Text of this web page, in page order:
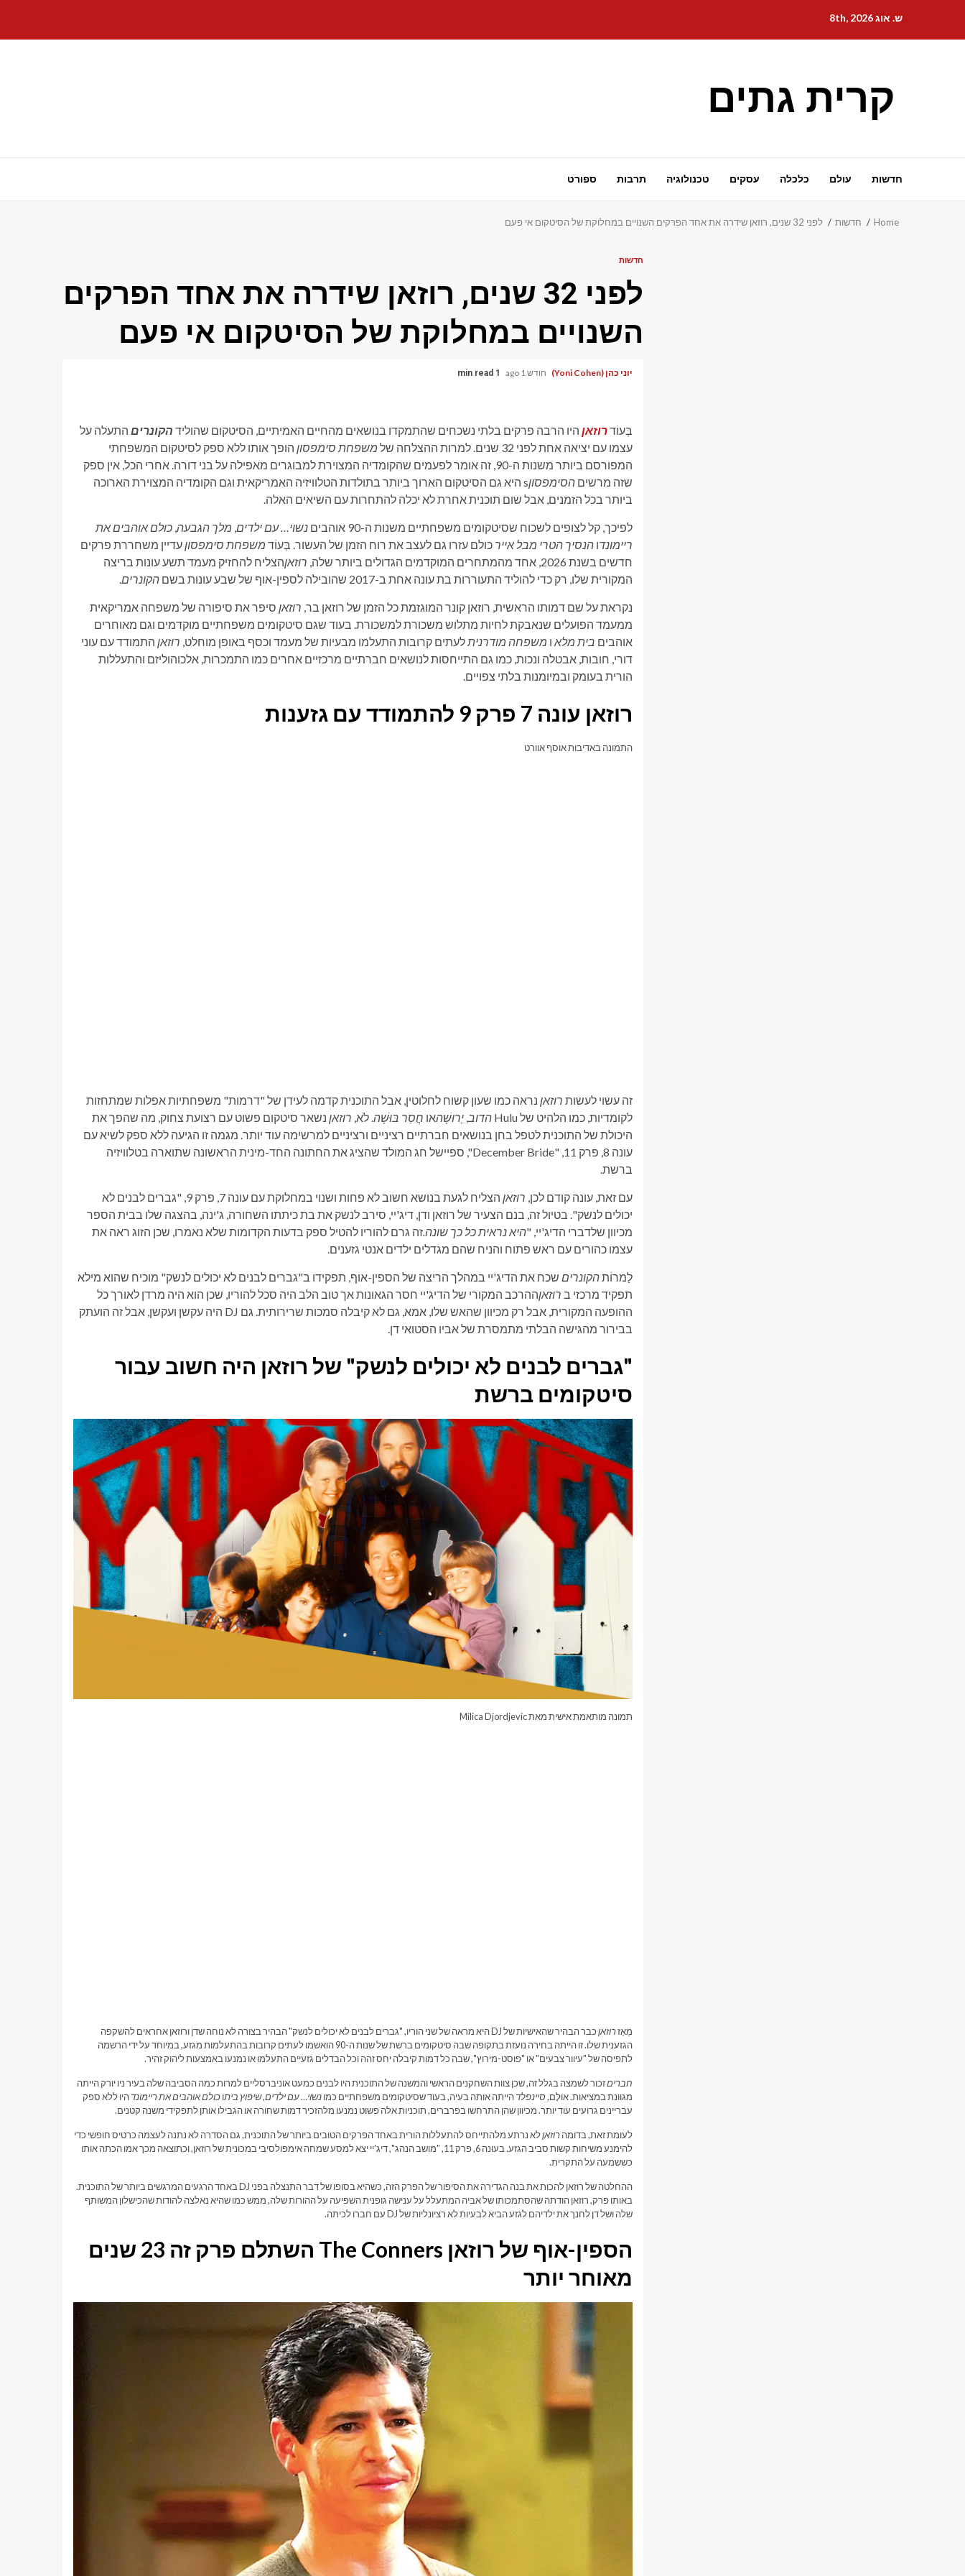
content
ש. אוג 8th, 2026
קרית גתים
חדשות עולם כלכלה עסקים טכנולוגיה תרבות ספורט
Home חדשות לפני 32 שנים, רוזאן שידרה את אחד הפרקים השנויים במחלוקת של הסיטקום אי פעם
חדשות
לפני 32 שנים, רוזאן שידרה את אחד הפרקים
השנויים במחלוקת של הסיטקום אי פעם
יוני כהן (Yoni Cohen) חודש 1 ago 1 min read
בְּעוֹדרוזאן היו הרבה פרקים בלתי נשכחים שהתמקדו בנושאים מהחיים האמיתיים, הסיטקום שהוליד הקונרים התעלה על
עצמו עם יציאה אחת לפני 32 שנים. למרות ההצלחה של
משפחת סימפסון הופך אותו ללא ספק לסיטקום המשפחתי
המפורסם ביותר משנות ה-90, זה אומר לפעמים שהקומדיה המצוירת למבוגרים מאפילה על בני דורה. אחרי הכל, אין ספק
שזה מרשים הסימפסון s היא גם הסיטקום הארוך ביותר בתולדות הטלוויזיה האמריקאית וגם הקומדיה המצוירת הארוכה
ביותר בכל הזמנים, אבל שום תוכנית אחרת לא יכלה להתחרות עם השיאים האלה.
לפיכך, קל לצופים לשכוח שסיטקומים משפחתיים משנות ה-90 אוהבים נשוי… עם ילדים, מלך הגבעה, כולם אוהבים את
ריימונדו הנסיך הטרי מבל אייר כולם עזרו גם לעצב את רוח הזמן של העשור. בְּעוֹד משפחת סימפסוןעדיין משחררת פרקים
חדשים בשנת 2026, אחד מהמתחרים המוקדמים הגדולים ביותר שלה,
רוזאןהצליח להחזיק מעמד תשע עונות בריצה
המקורית שלו, רק כדי להוליד התעוררות בת עונה אחת ב-2017 שהובילה לספין-אוף של שבע עונות בשם
הקונרים.
נקראת על שם דמותו הראשית, רוזאן קונר המוגזמת כל הזמן של רוזאן בר, רוזאן סיפר ​​את סיפורה של משפחה אמריקאית
ממעמד הפועלים שנאבקת לחיות מתלוש משכורת למשכורת. בעוד שגם סיטקומים משפחתיים מוקדמים וגם מאוחרים
אוהבים בית מלא ו משפחה מודרניתלעתים קרובות התעלמו מבעיות של מעמד וכסף באופן מוחלט, רוזאן התמודד עם עוני
דורי, חובות, אבטלה ונכות, כמו גם התייחסות לנושאים חברתיים מרכזיים אחרים כמו התמכרות, אלכוהוליזם והתעללות
הורית בעומק ובמיומנות בלתי צפויים.
רוזאן עונה 7 פרק 9 להתמודד עם גזענות
התמונה באדיבות אוסף אוורט
זה עשוי לעשות רוזאן נראה כמו שעון קשוח לחלוטין, אבל התוכנית קדמה לעידן של "דרמות" משפחתיות אפלות שמתחזות
לקומדיות, כמו הלהיט של Hulu
הדוב, יְרוּשָׁהאו חֲסַר בּוּשָׁה. לֹא, רוזאן נשאר סיטקום פשוט עם רצועת צחוק, מה שהפך את
היכולת של התוכנית לטפל בחן בנושאים חברתיים רציניים ורציניים למרשימה עוד יותר. מגמה זו הגיעה ללא ספק לשיא עם
עונה 8, פרק 11, "December Bride", ספיישל חג המולד שהציג את החתונה החד-מינית הראשונה שתוארה בטלוויזיה
ברשת.
עם זאת, עונה קודם לכן, רוזאן
הצליח לגעת בנושא חשוב לא פחות ושנוי במחלוקת עם עונה 7, פרק 9, "גברים לבנים לא
יכולים לנשק". בטיול זה, בנם הצעיר של רוזאן ודן, דיג'יי, סירב לנשק את בת כיתתו השחורה, ג'ינה, בהצגה שלו בבית הספר
מכיוון שלדברי הדיג'יי, "היא נראית כל כך שונה.זה גרם להוריו להטיל ספק בדעות הקדומות שלא נאמרו, שכן הזוג ראה את
עצמו כהורים עם ראש פתוח והניח שהם מגדלים ילדים אנטי גזענים.
לַמרוֹתהקונרים שכח את הדיג'יי במהלך הריצה של הספין-אוף, תפקידו ב"גברים לבנים לא יכולים לנשק" מוכיח שהוא מילא
תפקיד מרכזי ב רוזאןההרכב המקורי של הדיג'יי חסר הגאונות אך טוב הלב היה סכל להוריו, שכן הוא היה מרדן לאורך כל
ההופעה המקורית, אבל רק מכיוון שהאש שלו, אמא, גם לא קיבלה סמכות שרירותית. גם DJ היה עקשן ועקשן, אבל זה הועתק
בבירור מהגישה הבלתי מתמסרת של אביו הסטואי דן.
"גברים לבנים לא יכולים לנשק" של רוזאן היה חשוב עבור
סיטקומים ברשת
תמונה מותאמת אישית מאת Milica Djordjevic
מֵאָזרוזאן
כבר הבהיר שהאישיות של DJ היא מראה של שני הוריו, "גברים לבנים לא יכולים לנשק" הבהיר בצורה לא נוחה שדן ורוזאן אחראים להשקפה
הגזענית שלו. זו הייתה בחירה נועזת בתקופה שבה סיטקומים ברשת של שנות ה-90 הואשמו לעתים קרובות בהתעלמות מגזע, במיוחד על ידי הרשמה
לתפיסה של "עיוור צבעים" או "פוסט-מירוץ", שבה כל דמות קיבלה יחס זהה וכל הבדלים גזעיים התעלמו או נמנעו באמצעות ליהוק זהיר.
חבריםזכור לשמצה בגלל זה, שכן צוות השחקנים הראשי והמשנה של התוכנית היו לבנים כמעט אוניברסליים למרות כמה הסביבה שלה בעיר ניו יורק הייתה
מגוונת במציאות. אוּלָם,סיינפלדהייתה אותה בעיה, בעוד שסיטקומים משפחתיים כמונשוי… עם ילדים,שיפוץ ביתוכולם אוהבים את ריימונדהיו ללא ספק
עבריינים גרועים עוד יותר. מכיוון שהן התרחשו בפרברים, תוכניות אלה פשוט נמנעו מלהזכיר דמות שחורה או הגבילו אותן לתפקידי משנה קטנים.
לעומת זאת, בדומהרוזאןלא נרתע מלהתייחס להתעללות הורית באחד הפרקים הטובים ביותר של התוכנית, גם הסדרה לא נתנה לעצמה כרטיס חופשי כדי
להימנע משיחות קשות סביב הגזע. בעונה 6, פרק 11, "מושב הנהג", דיג'יי יצא למסע שמחה אימפולסיבי במכונית של רוזאן, וכתוצאה מכך אמו הכתה אותו
כששמעה על התקרית.
ההחלטה של ​​רוזאן להכות את בנה הגדירה את הסיפור של הפרק הזה, כשהיא בסופו של דבר התנצלה בפני DJ באחד הרגעים המרגשים ביותר של התוכנית.
באותו פרק, רוזאן הודתה שהסתמכותו של אביה המתעלל על ענישה גופנית השפיעה על ההורות שלה, ממש כמו שהיא נאלצה להודות שהכישלון המשותף
שלה ושל דן לחנך את ילדיהם לגזע הביא לבעיות לא רציונליות של DJ עם חברו לכיתה.
הספין-אוף של רוזאן The Conners השתלם פרק זה 23 שנים
מאוחר יותר